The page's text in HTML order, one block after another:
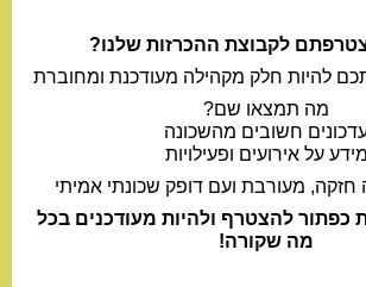
לקבוצת ההכרזות שלנו?
להיות חלק מקהילה מעודכנת ומחוברת
מה תמצאו שם?
חשובים מהשכונה
מידע על אירועים ופעילויות
מעורבת ועם דופק שכונתי אמיתי
כפתור להצטרף ולהיות מעודכנים בכל
מה שקורה!